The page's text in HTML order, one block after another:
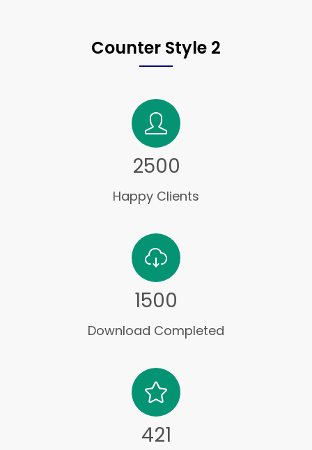
Counter Style 2
2500
Happy Clients
1500
Download Completed
421